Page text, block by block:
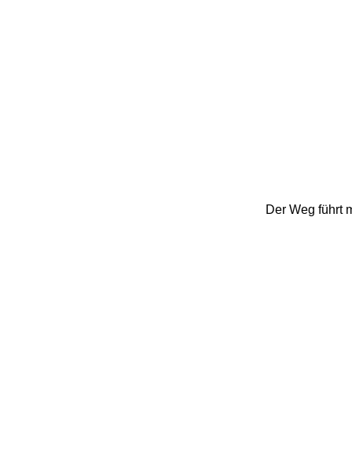
Der Weg führt